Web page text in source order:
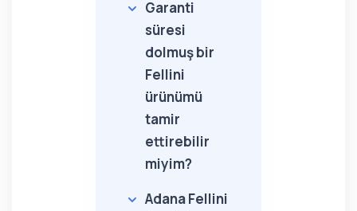
Garanti
süresi
dolmuş bir
Fellini
ürünümü
tamir
ettirebilir
miyim?
Adana Fellini